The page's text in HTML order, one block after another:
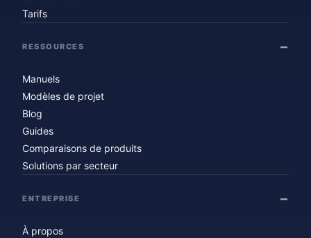
Tarifs
RESSOURCES
Manuels
Modèles de projet
Blog
Guides
Comparaisons de produits
Solutions par secteur
ENTREPRISE
À propos